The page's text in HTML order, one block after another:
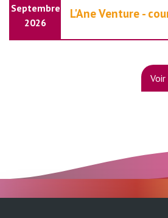
Septembre
2026
L'Ane Venture -